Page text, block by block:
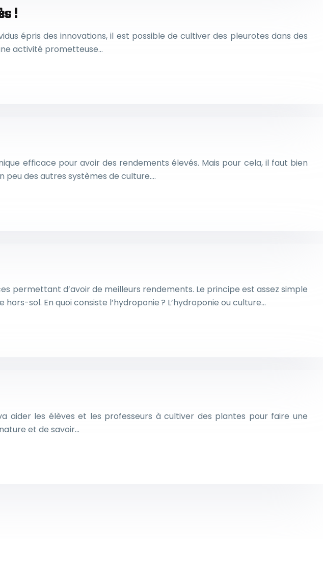
!
épris des innovations, il est possible de cultiver des pleurotes dans des
activité prometteuse…
efficace pour avoir des rendements élevés. Mais pour cela, il faut bien
des autres systèmes de culture….
permettant d’avoir de meilleurs rendements. Le principe est assez simple
sol. En quoi consiste l’hydroponie ? L’hydroponie ou culture…
aider les élèves et les professeurs à cultiver des plantes pour faire une
et de savoir…